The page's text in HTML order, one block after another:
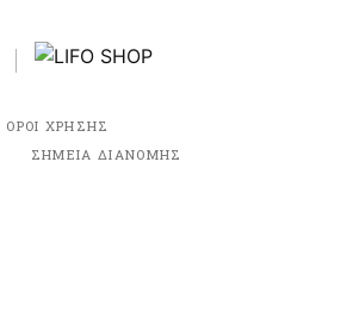
ΟΡΟΙ ΧΡΗΣΗΣ
ΣΗΜΕΙΑ ΔΙΑΝΟΜΗΣ